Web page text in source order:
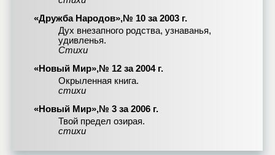
«Дружба Народов»,№ 10 за 2003 г.
Дух внезапного родства, узнаванья,
удивленья.
Стихи
«Новый Мир»,№ 12 за 2004 г.
Окрыленная книга.
стихи
«Новый Мир»,№ 3 за 2006 г.
Твой предел озирая.
стихи